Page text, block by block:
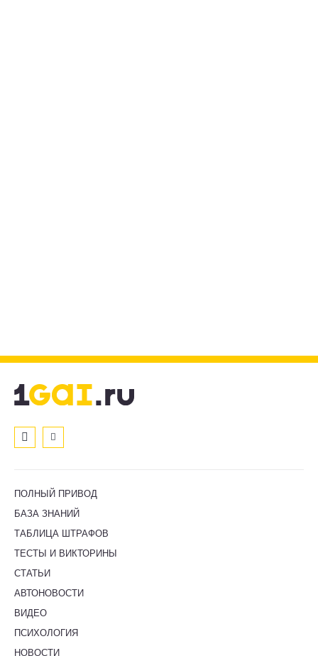
ПОЛНЫЙ ПРИВОД
БАЗА ЗНАНИЙ
ТАБЛИЦА ШТРАФОВ
ТЕСТЫ И ВИКТОРИНЫ
СТАТЬИ
АВТОНОВОСТИ
ВИДЕО
ПСИХОЛОГИЯ
НОВОСТИ